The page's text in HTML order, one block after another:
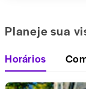
Planeje sua
Horários